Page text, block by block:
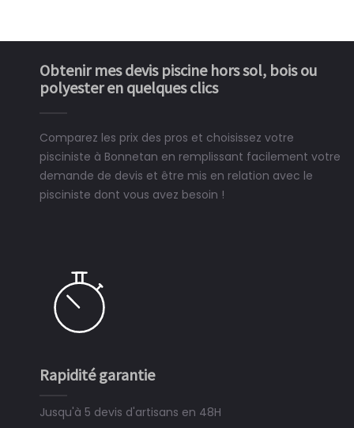
Obtenir mes devis piscine hors sol, bois ou
polyester en quelques clics
Comparez les prix des pros et choisissez votre
pisciniste à Bonnetan en remplissant facilement votre
demande de devis et être mis en relation avec le
pisciniste dont vous avez besoin !
Rapidité garantie
Jusqu'à 5 devis d'artisans en 48H